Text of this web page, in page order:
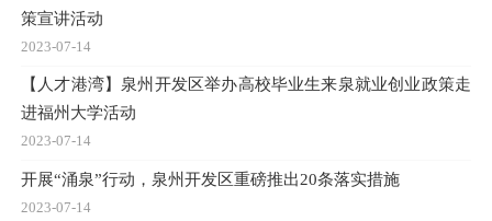
策宣讲活动
2023-07-14
【人才港湾】泉州开发区举办高校毕业生来泉就业创业政策走
进福州大学活动
2023-07-14
开展“涌泉”行动，泉州开发区重磅推出20条落实措施
2023-07-14